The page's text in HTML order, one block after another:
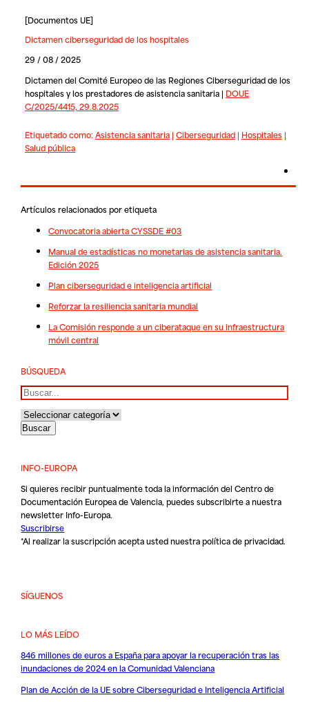
[Documentos UE]
Dictamen ciberseguridad de los hospitales
29 / 08 / 2025
Dictamen del Comité Europeo de las Regiones Ciberseguridad de los
hospitales y los prestadores de asistencia sanitaria | DOUE
C/2025/4415, 29.8.2025
Etiquetado como:Asistencia sanitaria| Ciberseguridad| Hospitales|
Salud pública
Artículos relacionados por etiqueta
Convocatoria abierta CYSSDE #03
Manual de estadísticas no monetarias de asistencia sanitaria.
Edición 2025
Plan ciberseguridad e inteligencia artificial
Reforzar la resiliencia sanitaria mundial
La Comisión responde a un ciberataque en su infraestructura
móvil central
BÚSQUEDA
Buscar
INFO-EUROPA
Si quieres recibir puntualmente toda la información del Centro de
Documentación Europea de Valencia, puedes subscribirte a nuestra
newsletter Info-Europa.
Suscribirse
*Al realizar la suscripción acepta usted nuestrapolítica de privacidad.
SÍGUENOS
LO MÁS LEÍDO
846 millones de euros a España para apoyar la recuperación tras las
inundaciones de 2024 en la Comunidad Valenciana
Plan de Acción de la UE sobre Ciberseguridad e Inteligencia Artificial